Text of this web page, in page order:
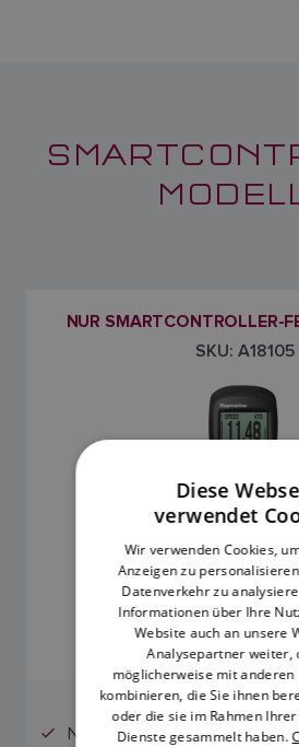
NUR SMARTCONTROLLER-
SKU: A18105
618,80 €
UVP inkl. MwSt.
Nur Fernbedienung
Diese
verwendet
Wir verwenden Cookies,
Anzeigen zu
Datenverkehr zu
Informationen über Ihre
Website auch an unsere
Analysepartner weiter,
möglicherweise mit
kombinieren, die Sie ihnen
oder die sie im Rahmen
Dienste gesammelt haben.